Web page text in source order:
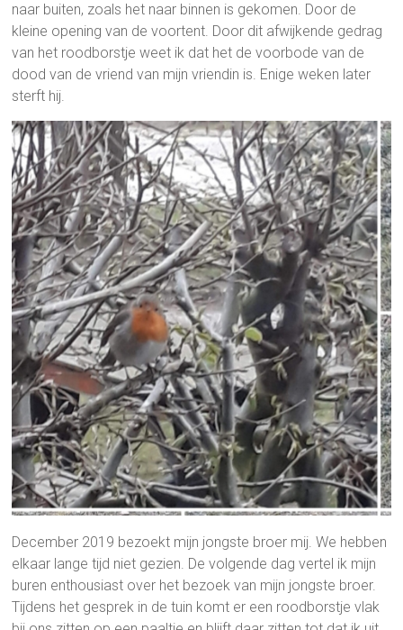
naar buiten, zoals het naar binnen is gekomen. Door de
kleine opening van de voortent. Door dit afwijkende gedrag
van het roodborstje weet ik dat het de voorbode van de
dood van de vriend van mijn vriendin is. Enige weken later
sterft hij.
December 2019 bezoekt mijn jongste broer mij. We hebben
elkaar lange tijd niet gezien. De volgende dag vertel ik mijn
buren enthousiast over het bezoek van mijn jongste broer.
Tijdens het gesprek in de tuin komt er een roodborstje vlak